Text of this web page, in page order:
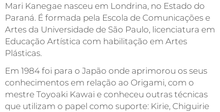
Mari Kanegae nasceu em Londrina, no Estado do
Paraná. É formada pela Escola de Comunicações e
Artes da Universidade de São Paulo, licenciatura em
Educação Artística com habilitação em Artes
Plásticas.
Em 1984 foi para o Japão onde aprimorou os seus
conhecimentos em relação ao Origami, com o
mestre Toyoaki Kawai e conheceu outras técnicas
que utilizam o papel como suporte: Kirie, Chiguirie